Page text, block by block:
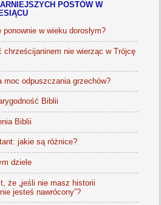
POSTÓW W
w wieku dorosłym?
chrześcijaninem nie wierząc w Trójcę
moc odpuszczania grzechów?
Biblii
Biblii
jakie są różnice?
dziele
że „jeśli nie masz historii
jesteś nawrócony”?